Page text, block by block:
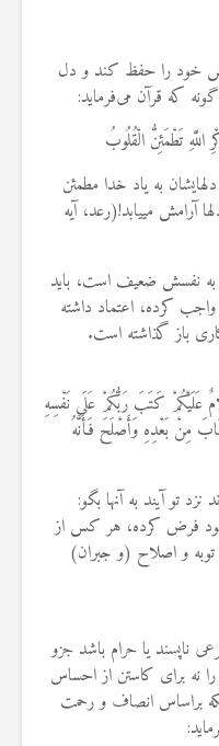
خود را حفظ کند و دل
که قرآن می‌فرماید:
اللَّهِ تَطْمَئِنُّ الْقُلُوبُ
به ياد خدا مطمئن
آرامش مييابد!(رعد، آیه
به نفسش ضعیف است، باید
کرده، اعتماد داشته
باز گذاشته است.
عَلَيْكُمْ كَتَبَ رَبُّكُمْ عَلَى نَفْسِهِ
تَابَ مِنْ بَعْدِهِ وَأَصْلَحَ فَأَنَّهُ
تو آيند به آنها بگو:
خود فرض كرده، هر كس از
و اصلاح (و جبران)
ناپسند یا حرام باشد جزو
نه برای کاستن از احساس
براساس انصاف و رحمت